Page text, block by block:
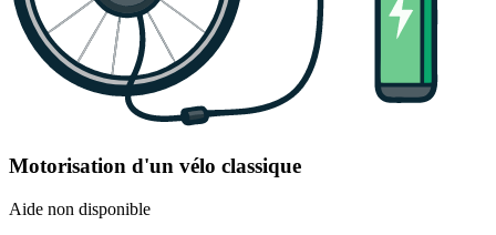
Motorisation d'un vélo classique
Aide non disponible